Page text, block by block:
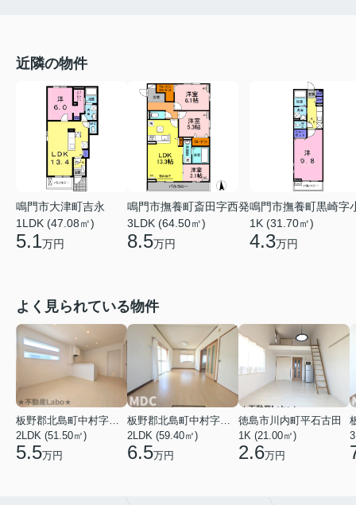
近隣の物件
鳴門市大津町吉永
1LDK (47.08㎡)
5.1万円
鳴門市撫養町斎田字西発
3LDK (64.50㎡)
8.5万円
鳴門市撫養町黒崎字
1K (31.70㎡)
4.3万円
よく見られている物件
板野郡北島町中村字東堤ノ内
2LDK (51.50㎡)
5.5万円
板野郡北島町中村字本須
2LDK (59.40㎡)
6.5万円
徳島市川内町平石古田
1K (21.00㎡)
2.6万円